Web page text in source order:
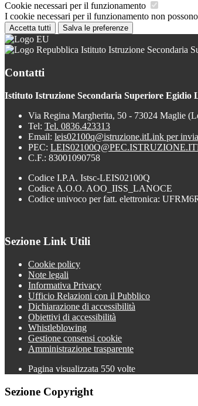
Cookie necessari per il funzionamento
I cookie necessari per il funzionamento non
Accetta tutti Salva le preferenze
Istituto Istruzione Secondaria
Contatti
Istituto Istruzione Secondaria Superiore Egidio
Via Regina Margherita, 50 - 73024 Maglie
Tel: Tel. 0836.423313
Email: leis02100q@istruzione.itLink per
PEC: LEIS02100Q@PEC.ISTRUZIONE.IT
C.F.: 83001090758
Codice I.P.A. Istsc-LEIS02100Q
Codice A.O.O. AOO_IISS_LANOCE
Codice univoco per fatt. elettronica:
Sezione Link Utili
Cookie policy
Note legali
Informativa Privacy
Ufficio Relazioni con il Pubblico
Dichiarazione di accessibilità
Obiettivi di accessibilità
Whistleblowing
Gestione consensi cookie
Amministrazione trasparente
Pagina visualizzata 550 volte
Sezione Copyright